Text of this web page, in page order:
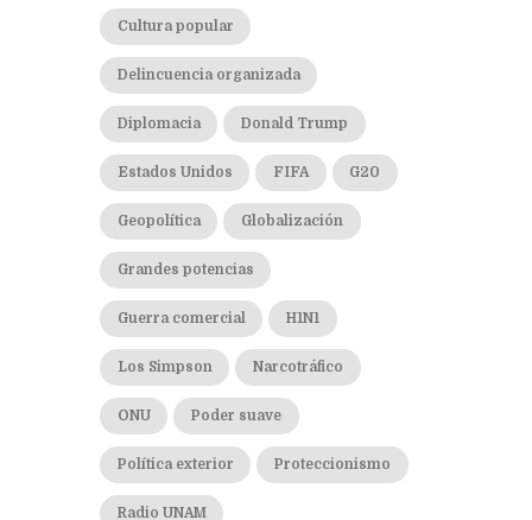
Cultura popular
Delincuencia organizada
Diplomacia Donald Trump
Estados Unidos FIFA G20
Geopolítica Globalización
Grandes potencias
Guerra comercial H1N1
Los Simpson Narcotráfico
ONU Poder suave
Política exterior Proteccionismo
Radio UNAM